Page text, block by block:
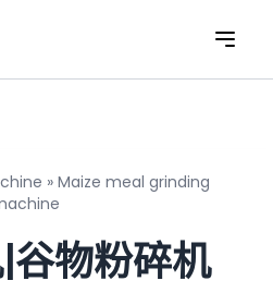
» Maize meal grinding
物粉碎机